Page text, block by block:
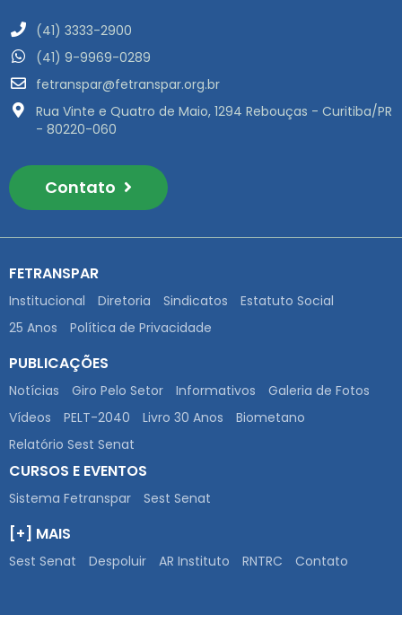
(41) 3333-2900
(41) 9-9969-0289
fetranspar@fetranspar.org.br
Rua Vinte e Quatro de Maio, 1294 Rebouças - Curitiba/PR
- 80220-060
Contato
FETRANSPAR
Institucional Diretoria Sindicatos
Estatuto Social
25 Anos
Política de Privacidade
PUBLICAÇÕES
Notícias Giro Pelo Setor Informativos
Galeria de Fotos
Vídeos
PELT-2040 Livro 30 Anos
Biometano
Relatório Sest Senat
CURSOS E EVENTOS
Sistema Fetranspar Sest Senat
[+] MAIS
Sest Senat Despoluir AR Instituto RNTRC Contato